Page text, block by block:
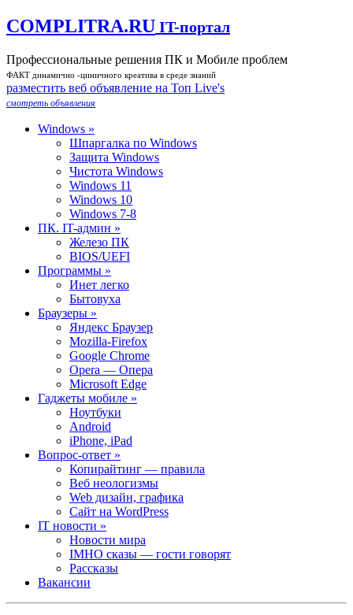
COMPLITRA.RU IT-портал
Профессиональные решения ПК и Мобиле проблем
ФАКТ динамично -циничного креатива в среде знаний
разместить веб объявление на Toп Live's
смотреть объявления
Windows »
Шпаргалка по Windows
Защита Windows
Чистота Windows
Windows 11
Windows 10
Windows 7-8
ПК. IT-админ »
Железо ПК
BIOS/UEFI
Программы »
Инет легко
Бытовуха
Браузеры »
Яндекс Браузер
Mozilla-Firefox
Google Chrome
Opera — Опера
Microsoft Edge
Гаджеты мобиле »
Ноутбуки
Android
iPhone, iPad
Вопрос-ответ »
Копирайтинг — правила
Веб неологизмы
Web дизайн, графика
Сайт на WordPress
IT новости »
Новости мира
IMHO сказы — гости говорят
Рассказы
Вакансии